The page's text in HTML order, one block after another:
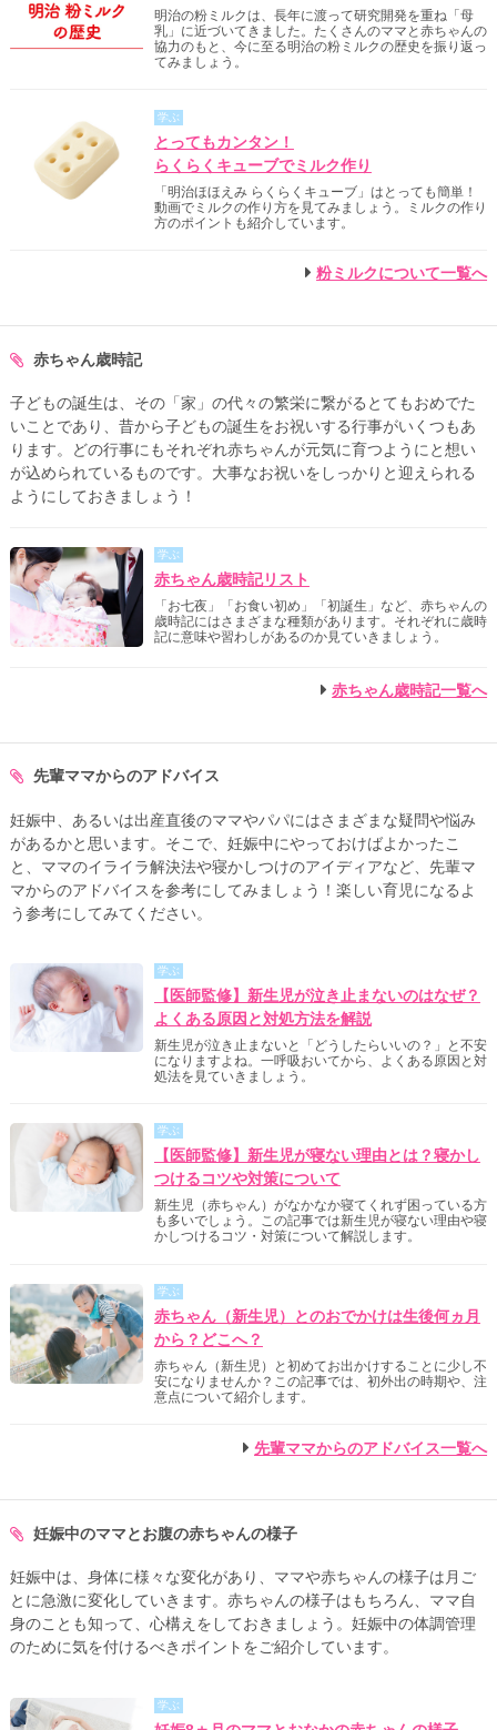
明治の粉ミルクは、長年に渡って研究開発を重ね「母
乳」に近づいてきました。たくさんのママと赤ちゃんの
協力のもと、今に至る明治の粉ミルクの歴史を振り返っ
てみましょう。
学ぶ
とってもカンタン！
らくらくキューブでミルク作り
「明治ほほえみ らくらくキューブ」はとっても簡単！
動画でミルクの作り方を見てみましょう。ミルクの作り
方のポイントも紹介しています。
粉ミルクについて一覧へ
赤ちゃん歳時記
子どもの誕生は、その「家」の代々の繁栄に繋がるとてもおめでた
いことであり、昔から子どもの誕生をお祝いする行事がいくつもあ
ります。どの行事にもそれぞれ赤ちゃんが元気に育つようにと想い
が込められているものです。大事なお祝いをしっかりと迎えられる
ようにしておきましょう！
学ぶ
赤ちゃん歳時記リスト
「お七夜」「お食い初め」「初誕生」など、赤ちゃんの
歳時記にはさまざまな種類があります。それぞれに歳時
記に意味や習わしがあるのか見ていきましょう。
赤ちゃん歳時記一覧へ
先輩ママからのアドバイス
妊娠中、あるいは出産直後のママやパパにはさまざまな疑問や悩み
があるかと思います。そこで、妊娠中にやっておけばよかったこ
と、ママのイライラ解決法や寝かしつけのアイディアなど、先輩マ
マからのアドバイスを参考にしてみましょう！楽しい育児になるよ
う参考にしてみてください。
学ぶ
【医師監修】新生児が泣き止まないのはなぜ？
よくある原因と対処方法を解説
新生児が泣き止まないと「どうしたらいいの？」と不安
になりますよね。一呼吸おいてから、よくある原因と対
処法を見ていきましょう。
学ぶ
【医師監修】新生児が寝ない理由とは？寝かし
つけるコツや対策について
新生児（赤ちゃん）がなかなか寝てくれず困っている方
も多いでしょう。この記事では新生児が寝ない理由や寝
かしつけるコツ・対策について解説します。
学ぶ
赤ちゃん（新生児）とのおでかけは生後何ヵ月
から？どこへ？
赤ちゃん（新生児）と初めてお出かけすることに少し不
安になりませんか？この記事では、初外出の時期や、注
意点について紹介します。
先輩ママからのアドバイス一覧へ
妊娠中のママとお腹の赤ちゃんの様子
妊娠中は、身体に様々な変化があり、ママや赤ちゃんの様子は月ご
とに急激に変化していきます。赤ちゃんの様子はもちろん、ママ自
身のことも知って、心構えをしておきましょう。妊娠中の体調管理
のために気を付けるべきポイントをご紹介しています。
学ぶ